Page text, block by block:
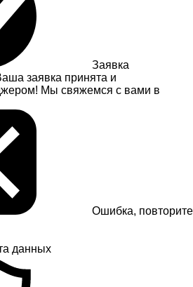
Заявка
заявка принята и
Мы свяжемся с вами в
Ошибка, повторите
данных